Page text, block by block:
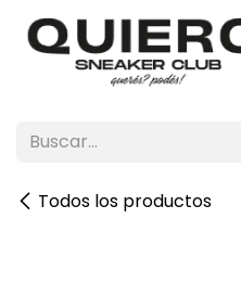
Ir al contenido
Todos los productos